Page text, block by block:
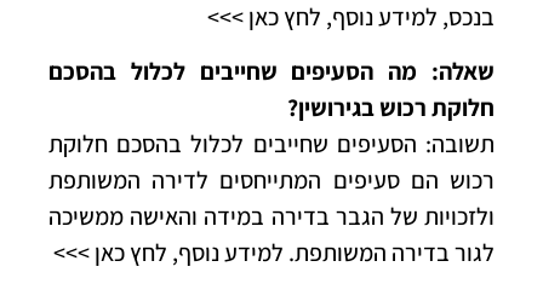
בנכס, למידע נוסף, לחץ כאן >>>
שאלה: מה הסעיפים שחייבים לכלול בהסכם
חלוקת רכוש בגירושין?
תשובה: הסעיפים שחייבים לכלול בהסכם חלוקת
רכוש הם סעיפים המתייחסים לדירה המשותפת
ולזכויות של הגבר בדירה במידה והאישה ממשיכה
לגור בדירה המשותפת. למידע נוסף, לחץ כאן >>>